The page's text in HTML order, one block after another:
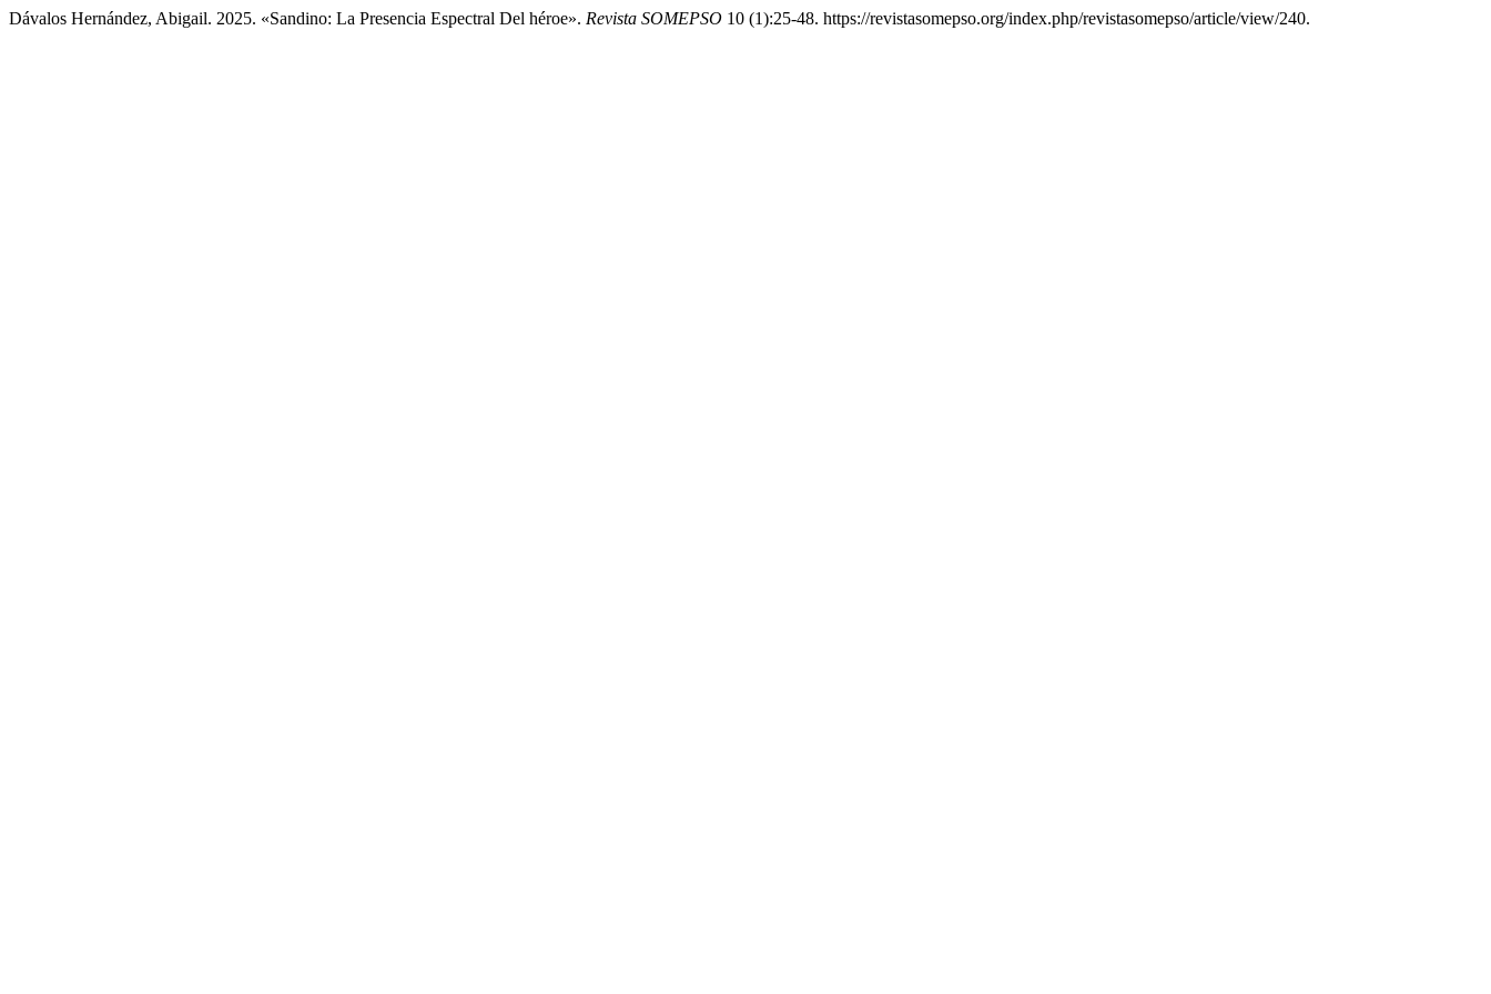
Dávalos Hernández, Abigail. 2025. «Sandino: La Presencia Espectral Del héroe». Revista SOMEPSO 10 (1):25-48. https://revistasomepso.org/index.php/revistasomepso/article/view/240.